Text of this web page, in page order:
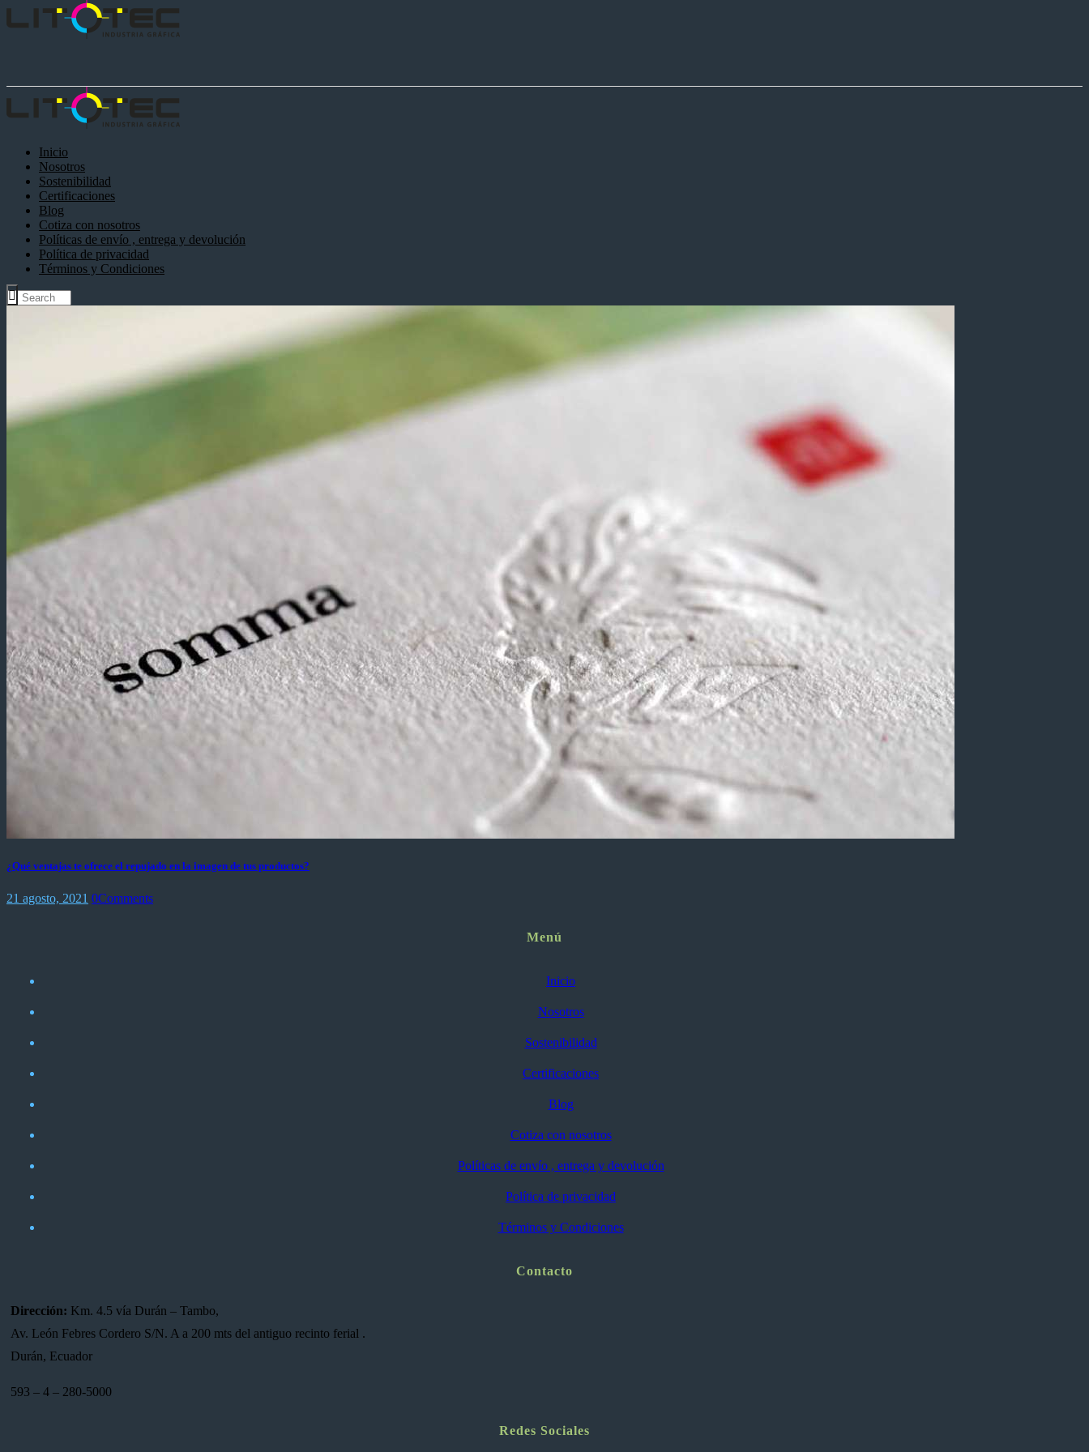
Inicio
Nosotros
Sostenibilidad
Certificaciones
Blog
Cotiza con nosotros
Políticas de envío , entrega y devolución
Política de privacidad
Términos y Condiciones
¿Qué ventajas te ofrece el repujado en la imagen de tus productos?
21 agosto, 2021 0Comments
Menú
Inicio
Nosotros
Sostenibilidad
Certificaciones
Blog
Cotiza con nosotros
Políticas de envío , entrega y devolución
Política de privacidad
Términos y Condiciones
Contacto
Dirección: Km. 4.5 vía Durán – Tambo,
Av. León Febres Cordero S/N. A a 200 mts del antiguo recinto ferial .
Durán, Ecuador
593 – 4 – 280-5000
Redes Sociales